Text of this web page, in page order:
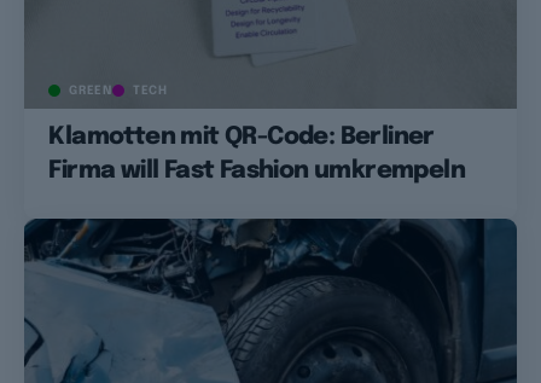
GREEN TECH
Klamotten mit QR-Code: Berliner
Firma will Fast Fashion umkrempeln